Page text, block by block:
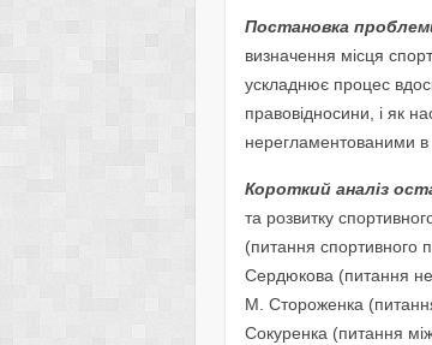
Постановка
визначення місця
ускладнює процес
правовідносини, і як
нерегламентованими в
Короткий аналіз
та розвитку
(питання спортивного
Сердюкова (питання
М. Стороженка
Сокуренка (питання